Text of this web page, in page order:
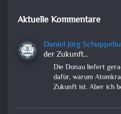
Aktuelle Kommentare
Daniel Jörg
der Zukunft…
Die Donau liefert
dafür, warum
Zukunft ist. Aber ich